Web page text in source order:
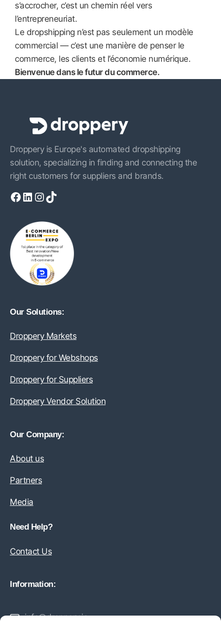
s’accrocher, c’est un chemin réel vers
l’entrepreneuriat.
Le dropshipping n’est pas seulement un modèle
commercial — c’est une manière de penser le
commerce, les clients et l’économie numérique.
Bienvenue dans le futur du commerce.
Droppery is Europe's automated dropshipping
solution, specializing in finding and connecting the
right customers for suppliers and brands.
Facebook LinkedIn InstagramTikTok
Our Solutions:
Droppery Markets
Droppery for Webshops
Droppery for Suppliers
Droppery Vendor Solution
Our Company:
About us
Partners
Media
Need Help?
Contact Us
Information:
info@droppery.io